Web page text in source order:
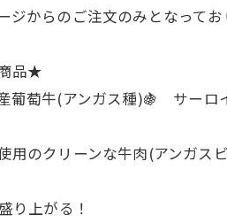
ジからのご注文のみとなってお
品★
葡萄牛(アンガス種)🍇 サーロ
用のクリーンな牛肉(アンガ
り上がる！